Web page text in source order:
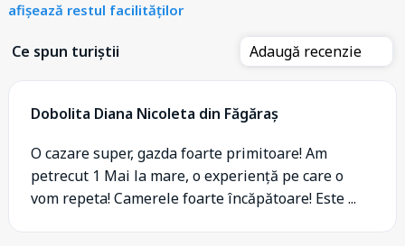
afișează restul facilităților
Ce spun turiștii Adaugă recenzie
Dobolita Diana Nicoleta din Făgăraș
O cazare super, gazda foarte primitoare! Am
petrecut 1 Mai la mare, o experiență pe care o
vom repeta! Camerele foarte încăpătoare! Este ...